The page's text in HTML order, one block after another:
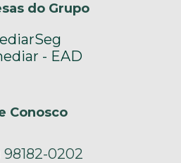
do Grupo
- EAD
Conosco
98182-0202